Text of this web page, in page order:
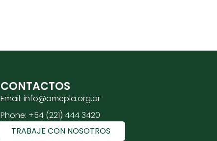
CONTACTOS
Email: info@amepla.org.ar
Phone: +54 (221) 444 3420
TRABAJE CON NOSOTROS